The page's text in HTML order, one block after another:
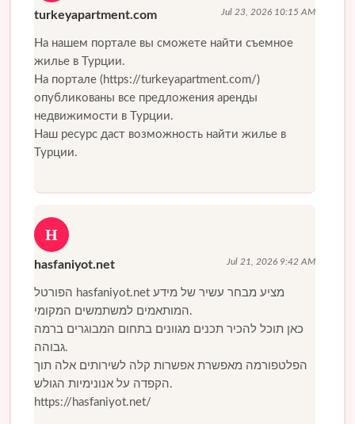
turkeyapartment.com Jul 23, 2026 10:15 AM
На нашем портале вы сможете найти съемное
жилье в Турции.
На портале (https://turkeyapartment.com/)
опубликованы все предложения аренды
недвижимости в Турции.
Наш ресурс даст возможность найти жилье в
Турции.
H
hasfaniyot.net Jul 21, 2026 9:42 AM
הפורטל hasfaniyot.net מציע מבחר עשיר של מידע
המותאמים למשתמשים המקומי.
כאן תוכל להכיר תכנים מגוונים בתחום המבוגרים ברמה
גבוהה.
הפלטפורמה מאפשרת אפשרות קלה לשירותים אלה תוך
הקפדה על אנונימיות הגולש.
https://hasfaniyot.net/